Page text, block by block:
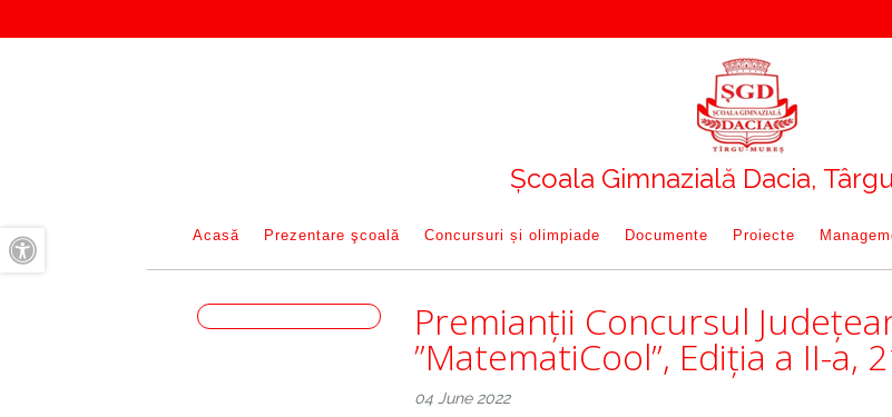
Școala Gimnazială Dacia,
Acasă Prezentare şcoală Concursuri și olimpiade Documente Proiecte
A+
Premianții Concursul
”MatematiCool”, Ediția a II-a,
04 June 2022